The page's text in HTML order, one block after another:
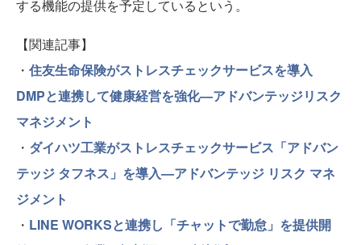
する機能の提供を予定しているという。
【関連記事】
・ 住友生命保険がストレスチェックサービスを導入
DMPと連携して健康経営を強化—アドバンテッジリスク
マネジメント
・ ダイハツ工業がストレスチェックサービス「アドバン
テッジ タフネス」を導入—アドバンテッジ リスク マネ
ジメント
・ LINE WORKSと連携し「チャットで勤怠」を提供開